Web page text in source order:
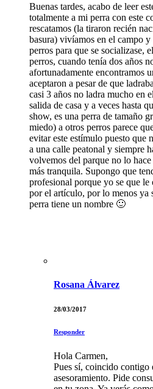
Buenas tardes, acabo de leer
totalmente a mi perra con este
rescatamos (la tiraron recién
basura) vivíamos en el campo
perros para que se socializase,
perros, cuando tenía dos años
afortunadamente encontramos
aceptaron a pesar de que
casi 3 años no ladra mucho en
salida de casa y a veces hasta
show, es una perra de tamaño
miedo) a otros perros parece
evitar este estímulo puesto que
a una calle peatonal y siempre
volvemos del parque no lo
más tranquila. Supongo que
profesional porque yo se que le
por el artículo, por lo menos ya
perra tiene un nombre 🙂
Rosana Álvarez
28/03/2017
Responder
Hola Carmen,
Pues sí, coincido contigo
asesoramiento. Pide